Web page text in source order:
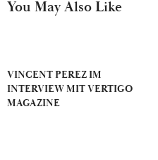
You May Also Like
VINCENT PEREZ IM
INTERVIEW MIT VERTIGO
MAGAZINE